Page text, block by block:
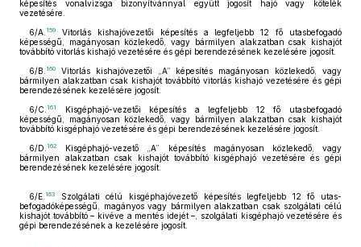
képesítés vonalvizsga bizonyítvánnyal együtt jogosít hajó vagy kötelék
vezetésére.
6/A. 159
Vitorlás kishajóvezetői képesítés a legfeljebb 12 fő utasbefogadó
képességű, magányosan közlekedő, vagy bármilyen alakzatban csak kishajót
továbbító vitorlás kishajó vezetésére és gépi berendezésének kezelésére jogosít.
6/B. 160
Vitorlás kishajóvezetői „A” képesítés magányosan közlekedő, vagy
bármilyen alakzatban csak kishajót továbbító vitorlás kishajó vezetésére és gépi
berendezésének kezelésére jogosít.
6/C. 161
Kisgéphajó-vezetői képesítés a legfeljebb 12 fő utasbefogadó
képességű, magányosan közlekedő, vagy bármilyen alakzatban csak kishajót
továbbító kisgéphajó vezetésére és gépi berendezésének kezelésére jogosít.
6/D. 162
Kisgéphajó-vezető „A” képesítés magányosan közlekedő, vagy
bármilyen alakzatban csak kishajót továbbító kisgéphajó vezetésére és gépi
berendezésének kezelésére jogosít.
6/E. 163
Szolgálati célú kisgéphajóvezető képesítés legfeljebb 12 fő utas-
befogadóképességű, magányos vagy bármilyen alakzatban csak szolgálati célú
kishajót továbbító – kivéve a mentés idejét –, szolgálati kisgéphajó vezetésére és
gépi berendezésének a kezelésére jogosít.